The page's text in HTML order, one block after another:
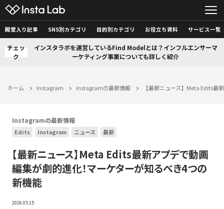
殿堂入り記事 SNS別カテゴリ 目的別カテゴリ お役立ち資料 サービス一覧
チェッ
ク
インスタラボを運営しているFind Modelとは？インフルエンサーマ
ーケティング事業についても詳しく紹介
ホーム Instagram Instagramの最新情報 【最新ニュース】Meta Edits最
Instagramの最新情報
Edits Instagram ニュース 最新
【最新ニュース】Meta Edits最新アプデで動画
編集が劇的進化！マーケターが知るべき4つの
新機能
2026.05.15